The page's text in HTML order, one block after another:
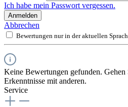
Ich habe mein Passwort vergessen.
Anmelden
Abbrechen
Bewertungen nur in der aktuellen
Keine Bewertungen gefunden.
Erkenntnisse mit anderen.
Service